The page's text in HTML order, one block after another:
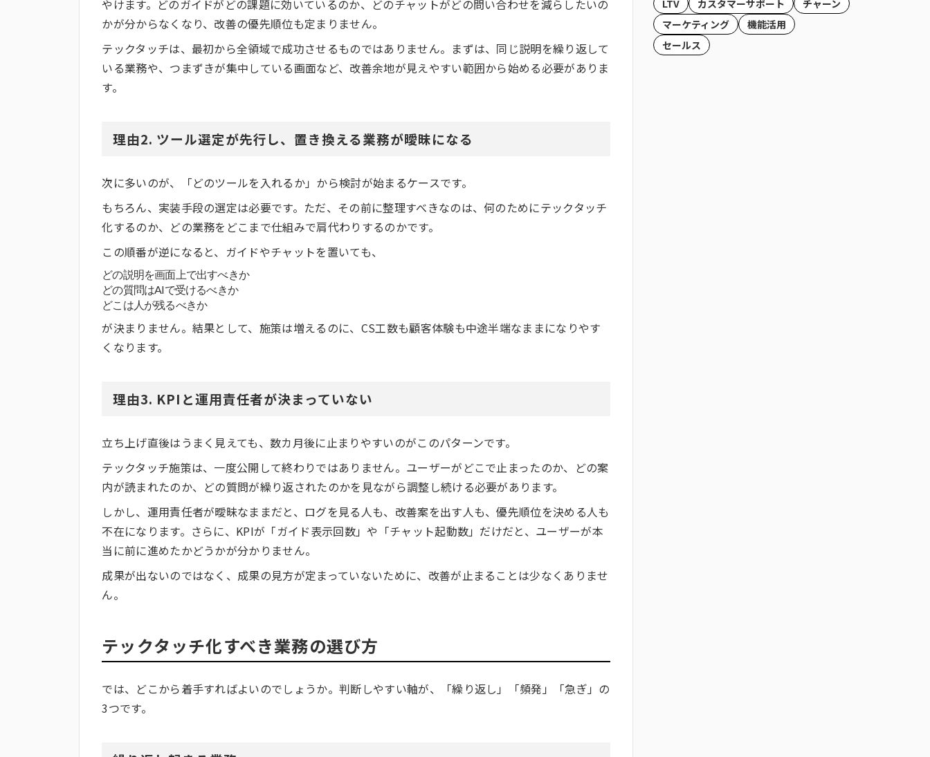
やけます。どのガイドがどの課題に効いているのか、どのチャットがどの問い合わせを減らしたいの
かが分からなくなり、改善の優先順位も定まりません。
テックタッチは、最初から全領域で成功させるものではありません。まずは、同じ説明を繰り返して
いる業務や、つまずきが集中している画面など、改善余地が見えやすい範囲から始める必要がありま
す。
理由2. ツール選定が先行し、置き換える業務が曖昧になる
次に多いのが、「どのツールを入れるか」から検討が始まるケースです。
もちろん、実装手段の選定は必要です。ただ、その前に整理すべきなのは、何のためにテックタッチ
化するのか、どの業務をどこまで仕組みで肩代わりするのかです。
この順番が逆になると、ガイドやチャットを置いても、
どの説明を画面上で出すべきか
どの質問はAIで受けるべきか
どこは人が残るべきか
が決まりません。結果として、施策は増えるのに、CS工数も顧客体験も中途半端なままになりやす
くなります。
理由3. KPIと運用責任者が決まっていない
立ち上げ直後はうまく見えても、数カ月後に止まりやすいのがこのパターンです。
テックタッチ施策は、一度公開して終わりではありません。ユーザーがどこで止まったのか、どの案
内が読まれたのか、どの質問が繰り返されたのかを見ながら調整し続ける必要があります。
しかし、運用責任者が曖昧なままだと、ログを見る人も、改善案を出す人も、優先順位を決める人も
不在になります。さらに、KPIが「ガイド表示回数」や「チャット起動数」だけだと、ユーザーが本
当に前に進めたかどうかが分かりません。
成果が出ないのではなく、成果の見方が定まっていないために、改善が止まることは少なくありませ
ん。
テックタッチ化すべき業務の選び方
では、どこから着手すればよいのでしょうか。判断しやすい軸が、「繰り返し」「頻発」「急ぎ」の
3つです。
LTV
カスタマーサポート
チャーン
マーケティング
機能活用
セールス